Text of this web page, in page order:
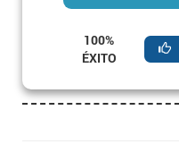
100%
ÉXITO